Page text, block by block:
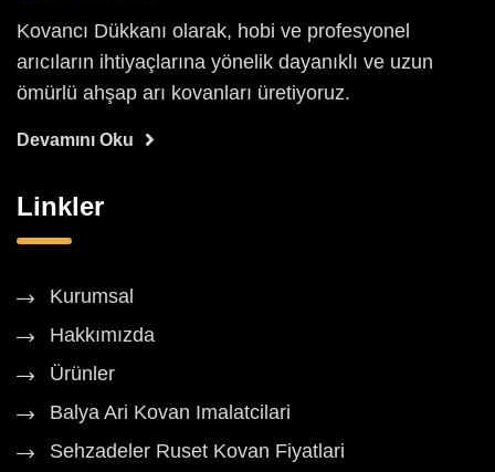
Kovancı Dükkanı olarak, hobi ve profesyonel
arıcıların ihtiyaçlarına yönelik dayanıklı ve uzun
ömürlü ahşap arı kovanları üretiyoruz.
Devamını Oku
Linkler
Kurumsal
Hakkımızda
Ürünler
Balya Ari Kovan Imalatcilari
Sehzadeler Ruset Kovan Fiyatlari